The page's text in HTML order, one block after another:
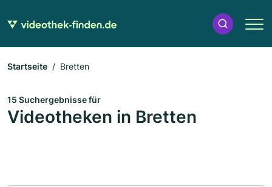
Startseite Bretten
15 Suchergebnisse für
Videotheken in Bretten